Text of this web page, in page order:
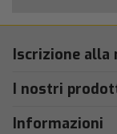
Iscrizione alla
I nostri
Informazioni